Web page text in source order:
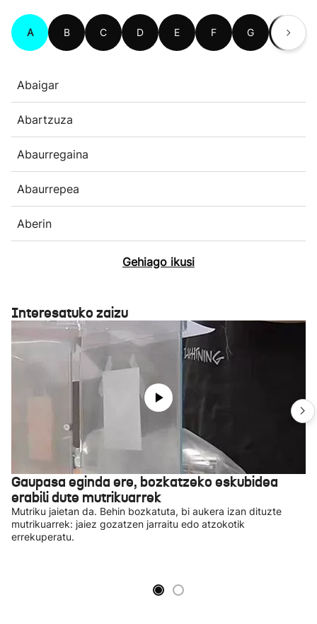
A B C D E F G H
Abaigar
Abartzuza
Abaurregaina
Abaurrepea
Aberin
Gehiago ikusi
Interesatuko zaizu
Gaupasa eginda ere, bozkatzeko eskubidea
erabili dute mutrikuarrek
Mutriku jaietan da. Behin bozkatuta, bi aukera izan dituzte
mutrikuarrek: jaiez gozatzen jarraitu edo atzokotik
errekuperatu.